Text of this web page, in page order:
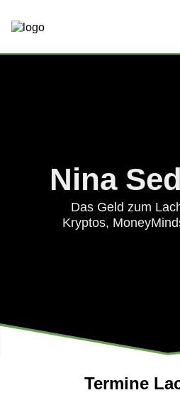
Nina
Das Geld zum
Kryptos,
Termine